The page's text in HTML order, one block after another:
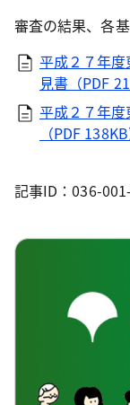
審査の結果、各
平成２７年
見書（PDF
平成２７年
（PDF 138KB
記事ID：036-